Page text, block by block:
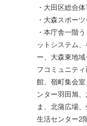
・大田区総合
・大森スポー
・本庁舎一階
ットシステム
ー、大森東地
フコミュニテ
館、嶺町集会
ンター羽田旭
ま、北蒲広場
生活センター2